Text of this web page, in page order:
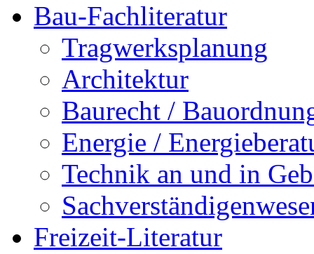
Bau-Fachliteratur
Tragwerksplanung
Architektur
Baurecht /
Energie /
Technik an und in
Freizeit-Literatur